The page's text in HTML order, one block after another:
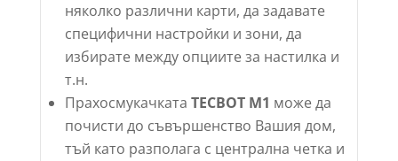
няколко различни карти, да задавате
специфични настройки и зони, да
избирате между опциите за настилка и
т.н.
Прахосмукачката TECBOT M1 може да
почисти до съвършенство Вашия дом,
тъй като разполага с централна четка и